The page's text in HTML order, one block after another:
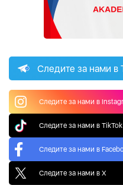
Следите за нами в
Следите за нами в
Следите за нами в TikTok
Следите за нами в
Следите за нами в X